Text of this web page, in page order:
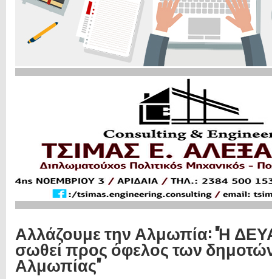
Αλλάζουμε την Αλμωπία: ''Η
σωθεί προς όφελος των
Αλμωπίας''